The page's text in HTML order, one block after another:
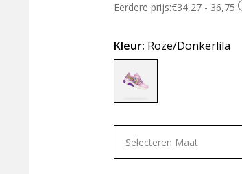
Eerdere prijs:€34,27 - 36,75
Kleur: Roze/Donkerlila
Selecteren Maat